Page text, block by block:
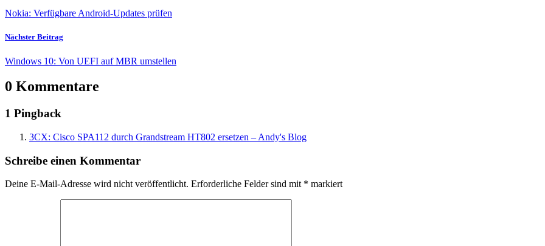
Nokia: Verfügbare Android-Updates prüfen
Nächster Beitrag
Windows 10: Von UEFI auf MBR umstellen
0 Kommentare
1 Pingback
3CX: Cisco SPA112 durch Grandstream HT802 ersetzen – Andy's Blog
Schreibe einen Kommentar
Deine E-Mail-Adresse wird nicht veröffentlicht. Erforderliche Felder sind mit * markiert